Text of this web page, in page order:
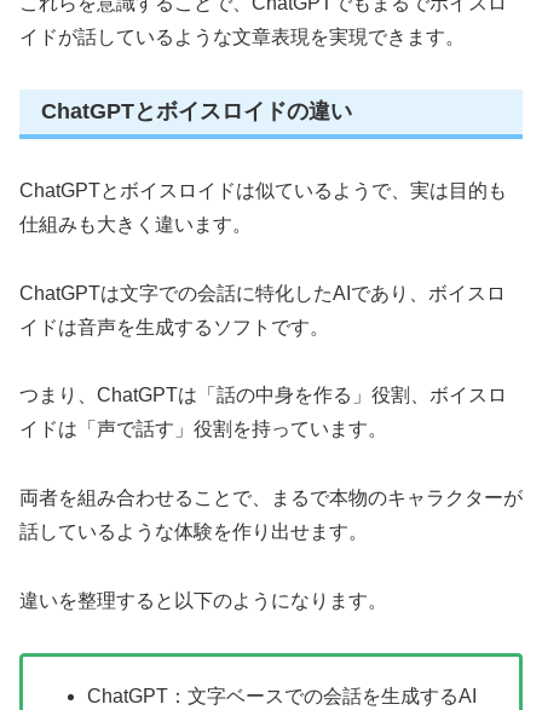
イドが話しているような文章表現を実現できます。
ChatGPTとボイスロイドの違い
ChatGPTとボイスロイドは似ているようで、実は目的も
仕組みも大きく違います。
ChatGPTは文字での会話に特化したAIであり、ボイスロ
イドは音声を生成するソフトです。
つまり、ChatGPTは「話の中身を作る」役割、ボイスロ
イドは「声で話す」役割を持っています。
両者を組み合わせることで、まるで本物のキャラクターが
話しているような体験を作り出せます。
違いを整理すると以下のようになります。
ChatGPT：文字ベースでの会話を生成するAI